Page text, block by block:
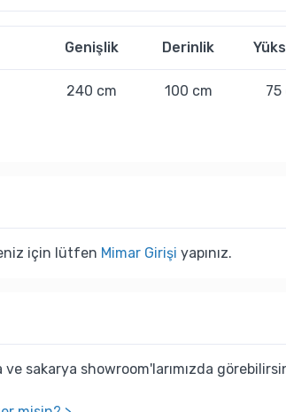
Genişlik Derinlik
240 cm 100 cm 75
için lütfen Mimar Girişi yapınız.
sakarya showroom'larımızda